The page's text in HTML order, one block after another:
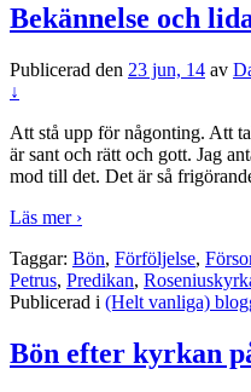
Bekännelse och
Publicerad den 23 jun, 14 av
↓
Att stå upp för någonting. Att
är sant och rätt och gott. Jag
mod till det. Det är så
Läs mer ›
Taggar: Bön, Förföljelse,
Petrus, Predikan,
Publicerad i (Helt vanliga)
Bön efter kyrkan